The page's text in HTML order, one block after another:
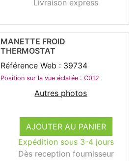
Livraison express
AJOUTER AU PANIER
Expédition sous 3-4 jours
Dès reception fournisseur
MANETTE FROID
THERMOSTAT
Référence Web : 39734
Position sur la vue éclatée : C012
Autres photos